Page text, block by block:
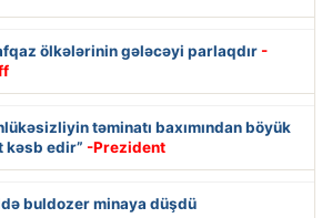
ölkələrinin gələcəyi parlaqdır -
təminatı baxımından böyük
kəsb edir” -Prezident
buldozer minaya düşdü